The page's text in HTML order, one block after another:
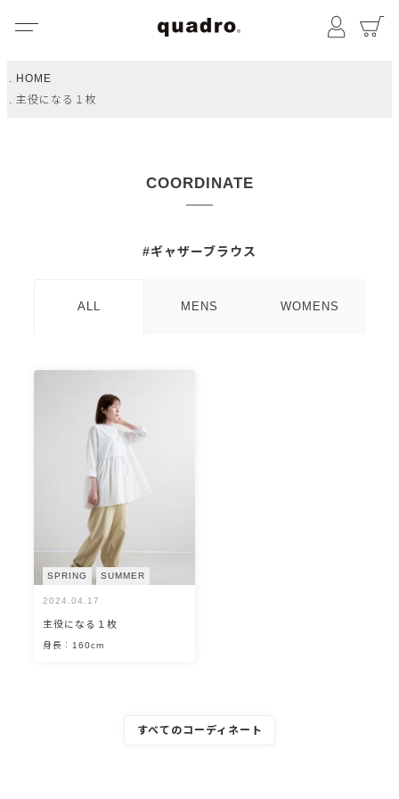
マイペ
HOME
主役になる１枚
COORDINATE
#ギャザーブラウス
ALL MENS WOMENS
SPRING SUMMER
2024.04.17
主役になる１枚
身長：160cm
すべてのコーディネート